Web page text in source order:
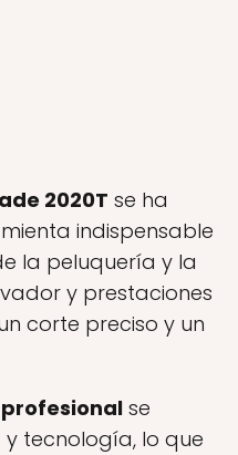
2020T se ha
indispensable
la peluquería y la
y prestaciones
corte preciso y un
se
tecnología, lo que